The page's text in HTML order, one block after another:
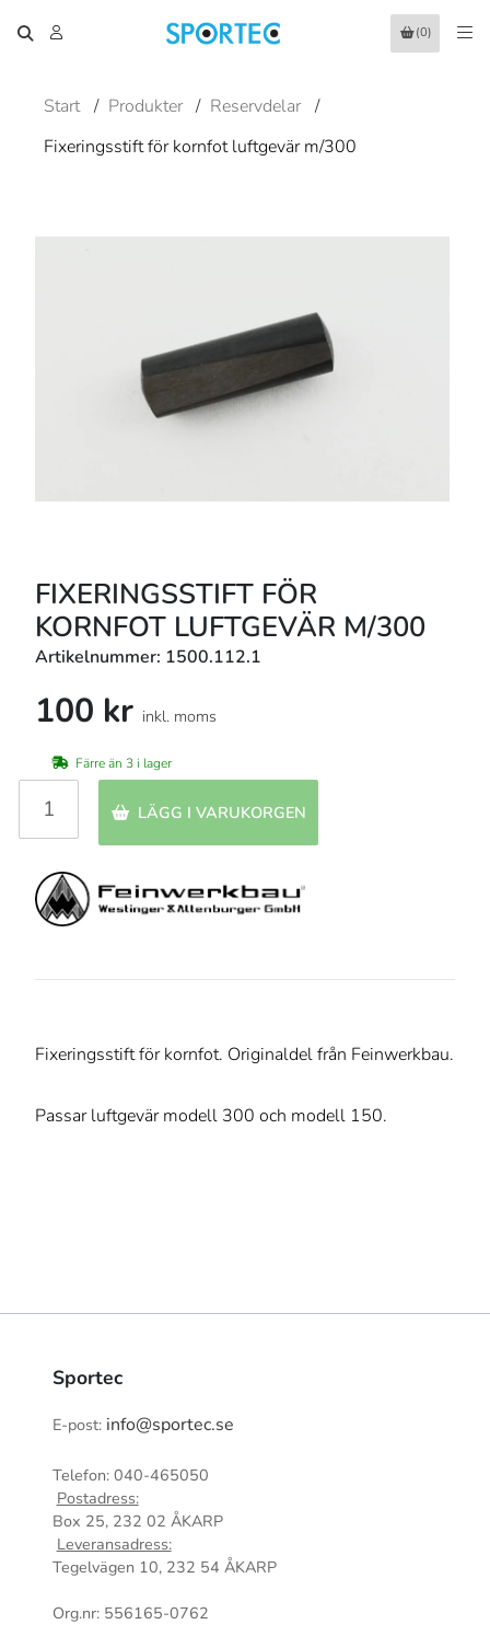
(0)
Start / Produkter / Reservdelar /
Fixeringsstift för kornfot luftgevär m/300
FIXERINGSSTIFT FÖR
KORNFOT LUFTGEVÄR M/300
Artikelnummer: 1500.112.1
100 kr inkl. moms
Färre än 3 i lager
LÄGG I VARUKORGEN
Fixeringsstift för kornfot. Originaldel från Feinwerkbau.
Passar luftgevär modell 300 och modell 150.
Sportec
E-post: info@sportec.se
Telefon: 040-465050
Postadress:
Box 25, 232 02 ÅKARP
Leveransadress:
Tegelvägen 10, 232 54 ÅKARP
Org.nr: 556165-0762